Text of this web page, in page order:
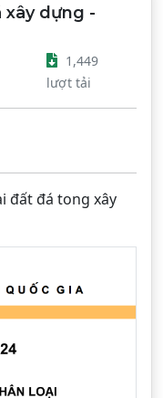
xây dựng -
1,449
lượt tải
đất đá tong xây